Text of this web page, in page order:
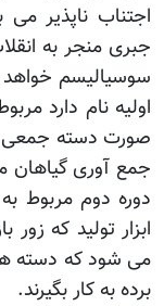
اجتناب ناپذیر
جبری منجر به
سوسیالیسم
اولیه نام دارد
صورت دسته جمعی
جمع آوری گیاهان
دوره دوم مربوط
ابزار تولید که
می شود که دسته
برده به کار بگیرند.